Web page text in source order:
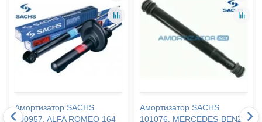
Амортизатор SACHS
100957, ALFA ROMEO 164
Амортизатор SACHS
101076, MERCEDES-BENZ